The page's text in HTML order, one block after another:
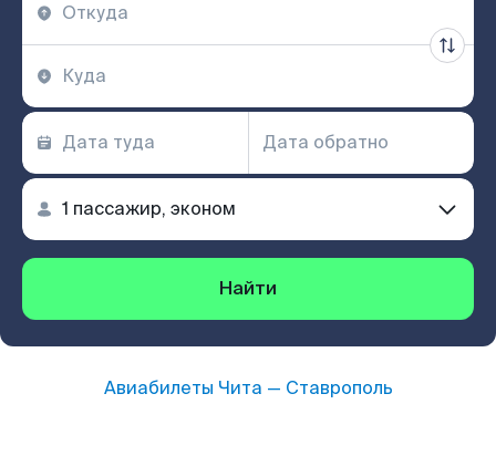
Найти
Авиабилеты Чита — Ставрополь